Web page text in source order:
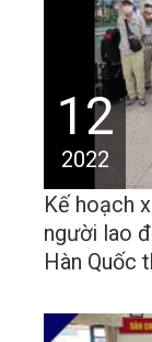
12
2022
Kế hoạch
người lao
Hàn Quốc